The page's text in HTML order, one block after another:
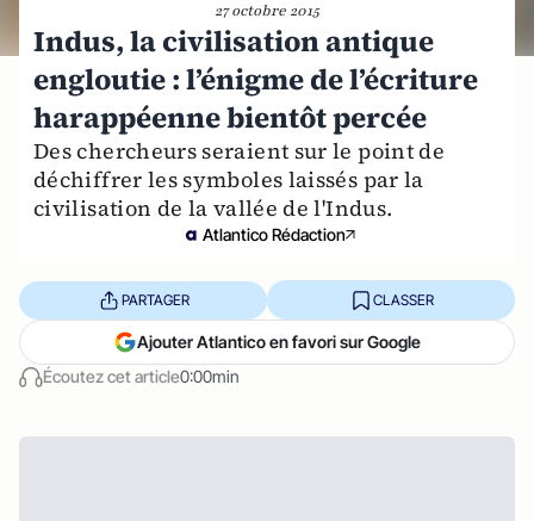
27 octobre 2015
Indus, la civilisation antique
engloutie : l’énigme de l’écriture
harappéenne bientôt percée
Des chercheurs seraient sur le point de
déchiffrer les symboles laissés par la
civilisation de la vallée de l'Indus.
Atlantico Rédaction
Écoutez cet article0:00min
PARTAGER CLASSER
Ajouter Atlantico en favori sur Google